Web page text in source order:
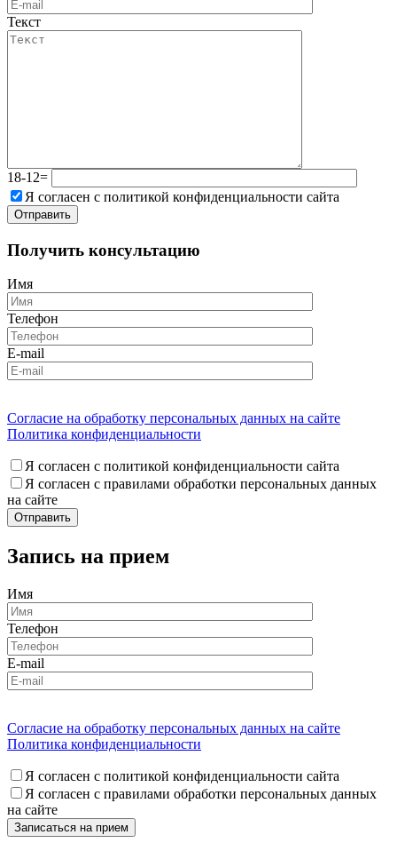
Текст
18-12=
Я согласен с политикой конфиденциальности сайта
Получить консультацию
Имя
Телефон
E-mail
Согласие на обработку персональных данных на сайте
Политика конфиденциальности
Я согласен с политикой конфиденциальности сайта
Я согласен с правилами обработки персональных данных
на сайте
Запись на прием
Имя
Телефон
E-mail
Согласие на обработку персональных данных на сайте
Политика конфиденциальности
Я согласен с политикой конфиденциальности сайта
Я согласен с правилами обработки персональных данных
на сайте